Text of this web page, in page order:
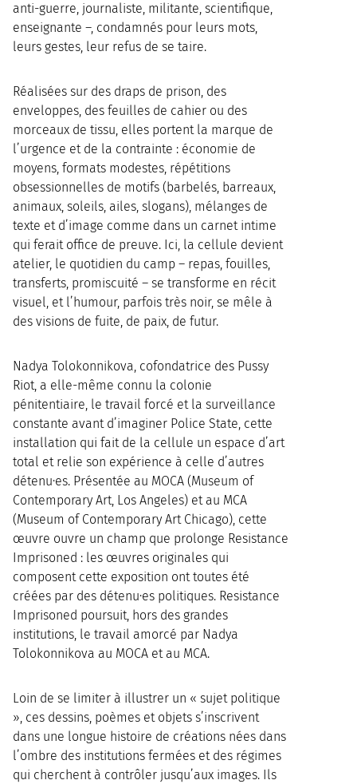
anti-guerre, journaliste, militante, scientifique,
enseignante –, condamnés pour leurs mots,
leurs gestes, leur refus de se taire.
Réalisées sur des draps de prison, des
enveloppes, des feuilles de cahier ou des
morceaux de tissu, elles portent la marque de
l’urgence et de la contrainte : économie de
moyens, formats modestes, répétitions
obsessionnelles de motifs (barbelés, barreaux,
animaux, soleils, ailes, slogans), mélanges de
texte et d’image comme dans un carnet intime
qui ferait office de preuve. Ici, la cellule devient
atelier, le quotidien du camp – repas, fouilles,
transferts, promiscuité – se transforme en récit
visuel, et l’humour, parfois très noir, se mêle à
des visions de fuite, de paix, de futur.
Nadya Tolokonnikova, cofondatrice des Pussy
Riot, a elle-même connu la colonie
pénitentiaire, le travail forcé et la surveillance
constante avant d’imaginer Police State, cette
installation qui fait de la cellule un espace d’art
total et relie son expérience à celle d’autres
détenu·es. Présentée au MOCA (Museum of
Contemporary Art, Los Angeles) et au MCA
(Museum of Contemporary Art Chicago), cette
œuvre ouvre un champ que prolonge Resistance
Imprisoned : les œuvres originales qui
composent cette exposition ont toutes été
créées par des détenu·es politiques. Resistance
Imprisoned poursuit, hors des grandes
institutions, le travail amorcé par Nadya
Tolokonnikova au MOCA et au MCA.
Loin de se limiter à illustrer un « sujet politique
», ces dessins, poèmes et objets s’inscrivent
dans une longue histoire de créations nées dans
l’ombre des institutions fermées et des régimes
qui cherchent à contrôler jusqu’aux images. Ils